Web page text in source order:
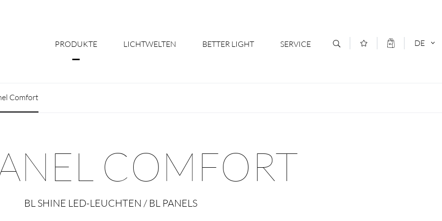
PRODUKTE LICHTWELTEN BETTER LIGHT
Licht nach Maß - Ihr Mehrwert
SERVICE
Downloads & Formulare
DE
Comfort
COMFORT
BL SHINE LED-LEUCHTEN / BL PANELS